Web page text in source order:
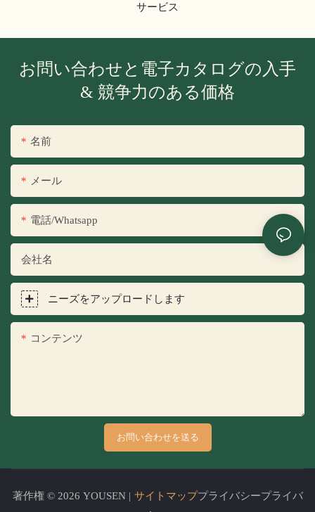
サービス
お問い合わせと電子カタログの入手
& 競争力のある価格
名前
メール
電話/whatsapp
会社名
ニーズをアップロードします
コンテンツ
お問い合わせを送る
著作権 © 2026 YOUSEN | サイトマッププライバシープライバ